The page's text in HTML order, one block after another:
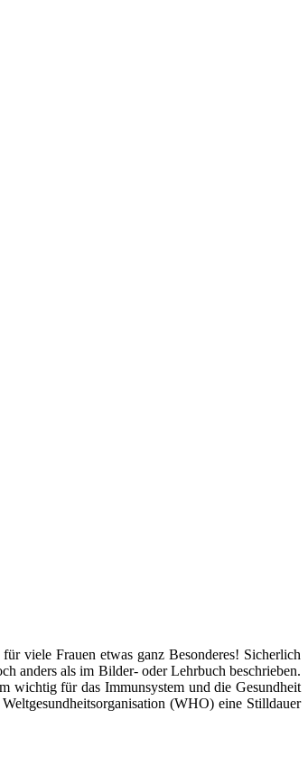
viele Frauen etwas ganz Besonderes! Sicherlich
anders als im Bilder- oder Lehrbuch beschrieben.
wichtig für das Immunsystem und die Gesundheit
(WHO) eine Stilldauer